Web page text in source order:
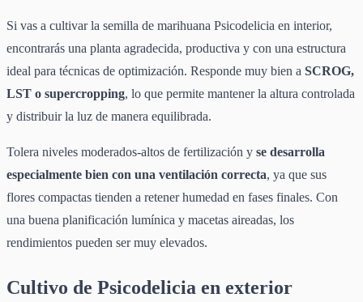
Si vas a cultivar la semilla de marihuana Psicodelicia en interior,
encontrarás una planta agradecida, productiva y con una estructura
ideal para técnicas de optimización. Responde muy bien a SCROG,
LST o supercropping, lo que permite mantener la altura controlada
y distribuir la luz de manera equilibrada.
Tolera niveles moderados-altos de fertilización y se desarrolla
especialmente bien con una ventilación correcta, ya que sus
flores compactas tienden a retener humedad en fases finales. Con
una buena planificación lumínica y macetas aireadas, los
rendimientos pueden ser muy elevados.
Cultivo de Psicodelicia en exterior